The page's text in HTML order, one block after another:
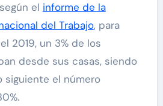
el informe de la
del Trabajo, para
2019, un 3% de los
desde sus casas, siendo
siguiente el número